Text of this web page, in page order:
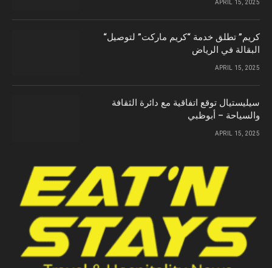
APRIL 15, 2025
“كريم” تطلق خدمة “كريم ماركت” لتوصيل
البقالة في الرياض
APRIL 15, 2025
سيليستيال توقع اتفاقية مع دائرة الثقافة
والسياحة – أبوظبي
APRIL 15, 2025